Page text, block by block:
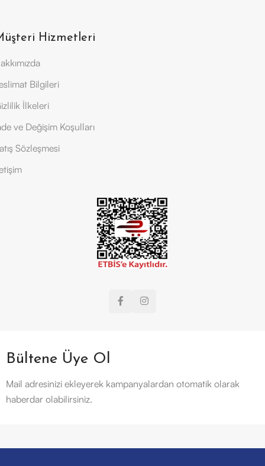
Hizmetleri
Bilgileri
İlkeleri
ve Değişim Koşulları
Sözleşmesi
Bültene Üye Ol
Mail adresinizi ekleyerek kampanyalardan otomatik olarak
haberdar olabilirsiniz.